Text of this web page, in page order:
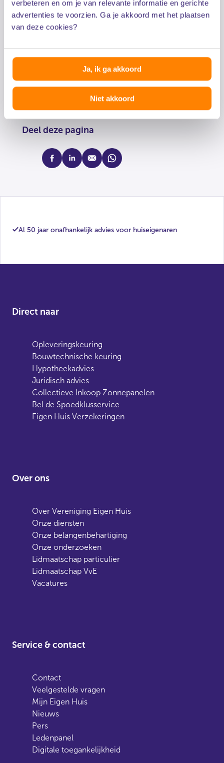
verbeteren en om je van relevante informatie en gerichte
advertenties te voorzien. Ga je akkoord met het plaatsen
van deze cookies?
Ja, ik ga akkoord
Niet akkoord
Wat vond je van de informatie op deze
pagina?
Deel deze pagina
facebooklinkedinmail whatsapp
Al 50 jaar onafhankelijk advies voor huiseigenaren
Direct naar
Opleveringskeuring
Bouwtechnische keuring
Hypotheekadvies
Juridisch advies
Collectieve Inkoop Zonnepanelen
Bel de Spoedklusservice
Eigen Huis Verzekeringen
Over ons
Over Vereniging Eigen Huis
Onze diensten
Onze belangenbehartiging
Onze onderzoeken
Lidmaatschap particulier
Lidmaatschap VvE
Vacatures
Service & contact
Contact
Veelgestelde vragen
Mijn Eigen Huis
Nieuws
Pers
Ledenpanel
Digitale toegankelijkheid